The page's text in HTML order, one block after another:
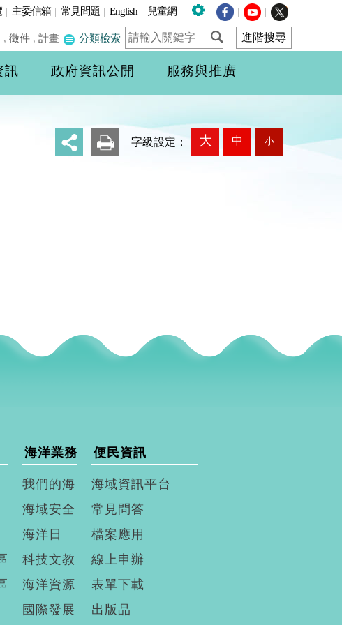
| 主委信箱 | 常見問題 | English | 兒童網 | | | |
, 徵件 , 計畫 分類檢索
訊 政府資訊公開 服務與推廣
字級設定： 大 中 小
海洋業務
我們的海
海域安全
海洋日
科技文教
海洋資源
國際發展
便民資訊
海域資訊平台
常見問答
檔案應用
線上申辦
表單下載
出版品